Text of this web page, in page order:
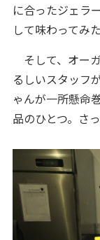
に合ったジェラ
して味わってみ
そして、オー
るしいスタッフ
ゃんが一所懸命
品のひとつ。さ